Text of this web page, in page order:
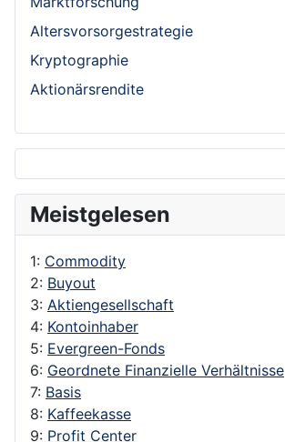
Altersvorsorgestrategie
Kryptographie
Aktionärsrendite
Meistgelesen
1: Commodity
2: Buyout
3: Aktiengesellschaft
4: Kontoinhaber
5: Evergreen-Fonds
6: Geordnete Finanzielle Verhältnisse
7: Basis
8: Kaffeekasse
9: Profit Center